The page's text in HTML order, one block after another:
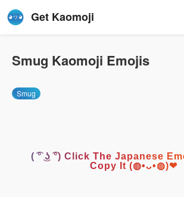
Get Kaomoji
Smug Kaomoji Emojis
Smug
( ͡° ͜ʖ ͡°) Click The Japanese
Copy It (◍•ᴗ•◍)❤